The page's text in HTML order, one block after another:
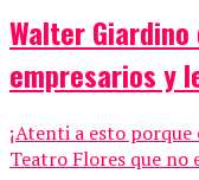
Walter
empresarios y
¡Atenti a esto
Teatro Flores que no